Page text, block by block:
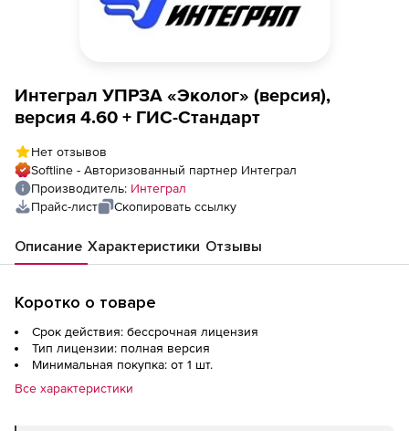
Интеграл УПРЗА «Эколог» (версия),
версия 4.60 + ГИС-Стандарт
Нет отзывов
Softline - Авторизованный партнер Интеграл
Производитель: Интеграл
Прайс-лист
Скопировать ссылку
Описание Характеристики Отзывы
Коротко о товаре
Срок действия: бессрочная лицензия
Тип лицензии: полная версия
Минимальная покупка: от 1 шт.
Все характеристики